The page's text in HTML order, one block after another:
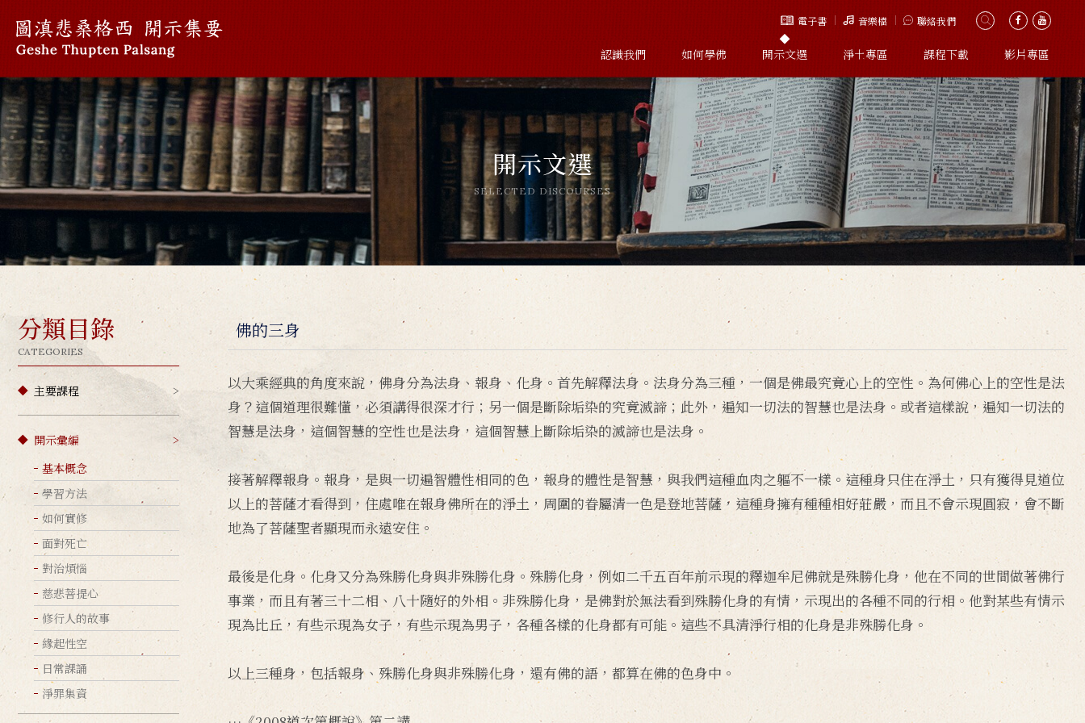
電子書 音樂檔 聯絡我們
認識我們 如何學佛 開示文選 淨土專區 課程下載 影片專區
開示文選
SELECTED DISCOURSES
分類目錄
CATEGORIES
主要課程
開示彙編
基本概念
學習方法
如何實修
面對死亡
對治煩惱
慈悲菩提心
修行人的故事
緣起性空
日常課誦
淨罪集資
佛的三身
以大乘經典的角度來說，佛身分為法身、報身、化身。首先解釋法身。法身分為三種，一個是佛最究竟心上的空性。為何佛心上的空性是法
身？這個道理很難懂，必須講得很深才行；另一個是斷除垢染的究竟滅諦；此外，遍知一切法的智慧也是法身。或者這樣說，遍知一切法的
智慧是法身，這個智慧的空性也是法身，這個智慧上斷除垢染的滅諦也是法身。
接著解釋報身。報身，是與一切遍智體性相同的色，報身的體性是智慧，與我們這種血肉之軀不一樣。這種身只住在淨土，只有獲得見道位
以上的菩薩才看得到，住處唯在報身佛所在的淨土，周圍的眷屬清一色是登地菩薩，這種身擁有種種相好莊嚴，而且不會示現圓寂，會不斷
地為了菩薩聖者顯現而永遠安住。
最後是化身。化身又分為殊勝化身與非殊勝化身。殊勝化身，例如二千五百年前示現的釋迦牟尼佛就是殊勝化身，他在不同的世間做著佛行
事業，而且有著三十二相、八十隨好的外相。非殊勝化身，是佛對於無法看到殊勝化身的有情，示現出的各種不同的行相。他對某些有情示
現為比丘，有些示現為女子，有些示現為男子，各種各樣的化身都有可能。這些不具清淨行相的化身是非殊勝化身。
以上三種身，包括報身、殊勝化身與非殊勝化身，還有佛的語，都算在佛的色身中。